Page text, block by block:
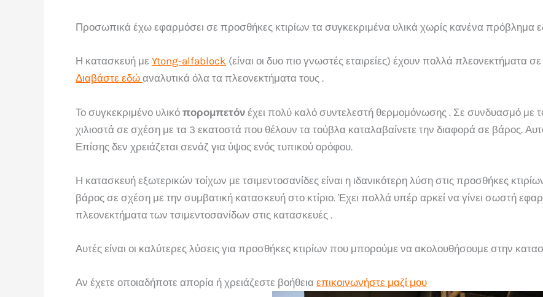
Προσωπικά έχω εφαρμόσει σε προσθήκες κτιρίων τα συγκεκριμένα υλικά χωρίς κανένα πρόβλημα
Η κατασκευή με Ytong-alfablock (είναι οι δυο πιο γνωστές εταιρείες) έχουν πολλά πλεονεκτήματα
Διαβάστε εδώ αναλυτικά όλα τα πλεονεκτήματα τους .
Το συγκεκριμένο υλικό πορομπετόν έχει πολύ καλό συντελεστή θερμομόνωσης . Σε συνδυασμό με
χιλιοστά σε σχέση με τα 3 εκατοστά που θέλουν τα τούβλα καταλαβαίνετε την διαφορά σε βάρος.
Επίσης δεν χρειάζεται σενάζ για ύψος ενός τυπικού ορόφου.
Η κατασκευή εξωτερικών τοίχων με τσιμεντοσανίδες είναι η ιδανικότερη λύση στις προσθήκες
βάρος σε σχέση με την συμβατική κατασκευή στο κτίριο. Έχει πολλά υπέρ αρκεί να γίνει σωστή
πλεονεκτήματα των τσιμεντοσανίδων στις κατασκευές .
Αυτές είναι οι καλύτερες λύσεις για προσθήκες κτιρίων που μπορούμε να ακολουθήσουμε στην
Αν έχετε οποιαδήποτε απορία ή χρειάζεστε βοήθεια επικοινωνήστε μαζί μου